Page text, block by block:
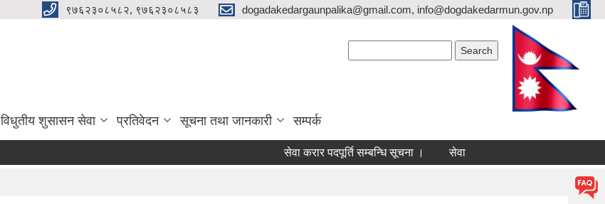
९७६२३०८५८२, ९७६२३०८५८३ dogadakedargaunpalika@gmail.com, info@dogdakedarmun.gov.np
विधुतीय शुसासन सेवा प्रतिवेदन सूचना तथा जानकारी सम्पर्क
सेवा करार पदपूर्ति सम्बन्धि सूचना । सेवा करार पदपूर्ति सम्बन्धि सूचना ।